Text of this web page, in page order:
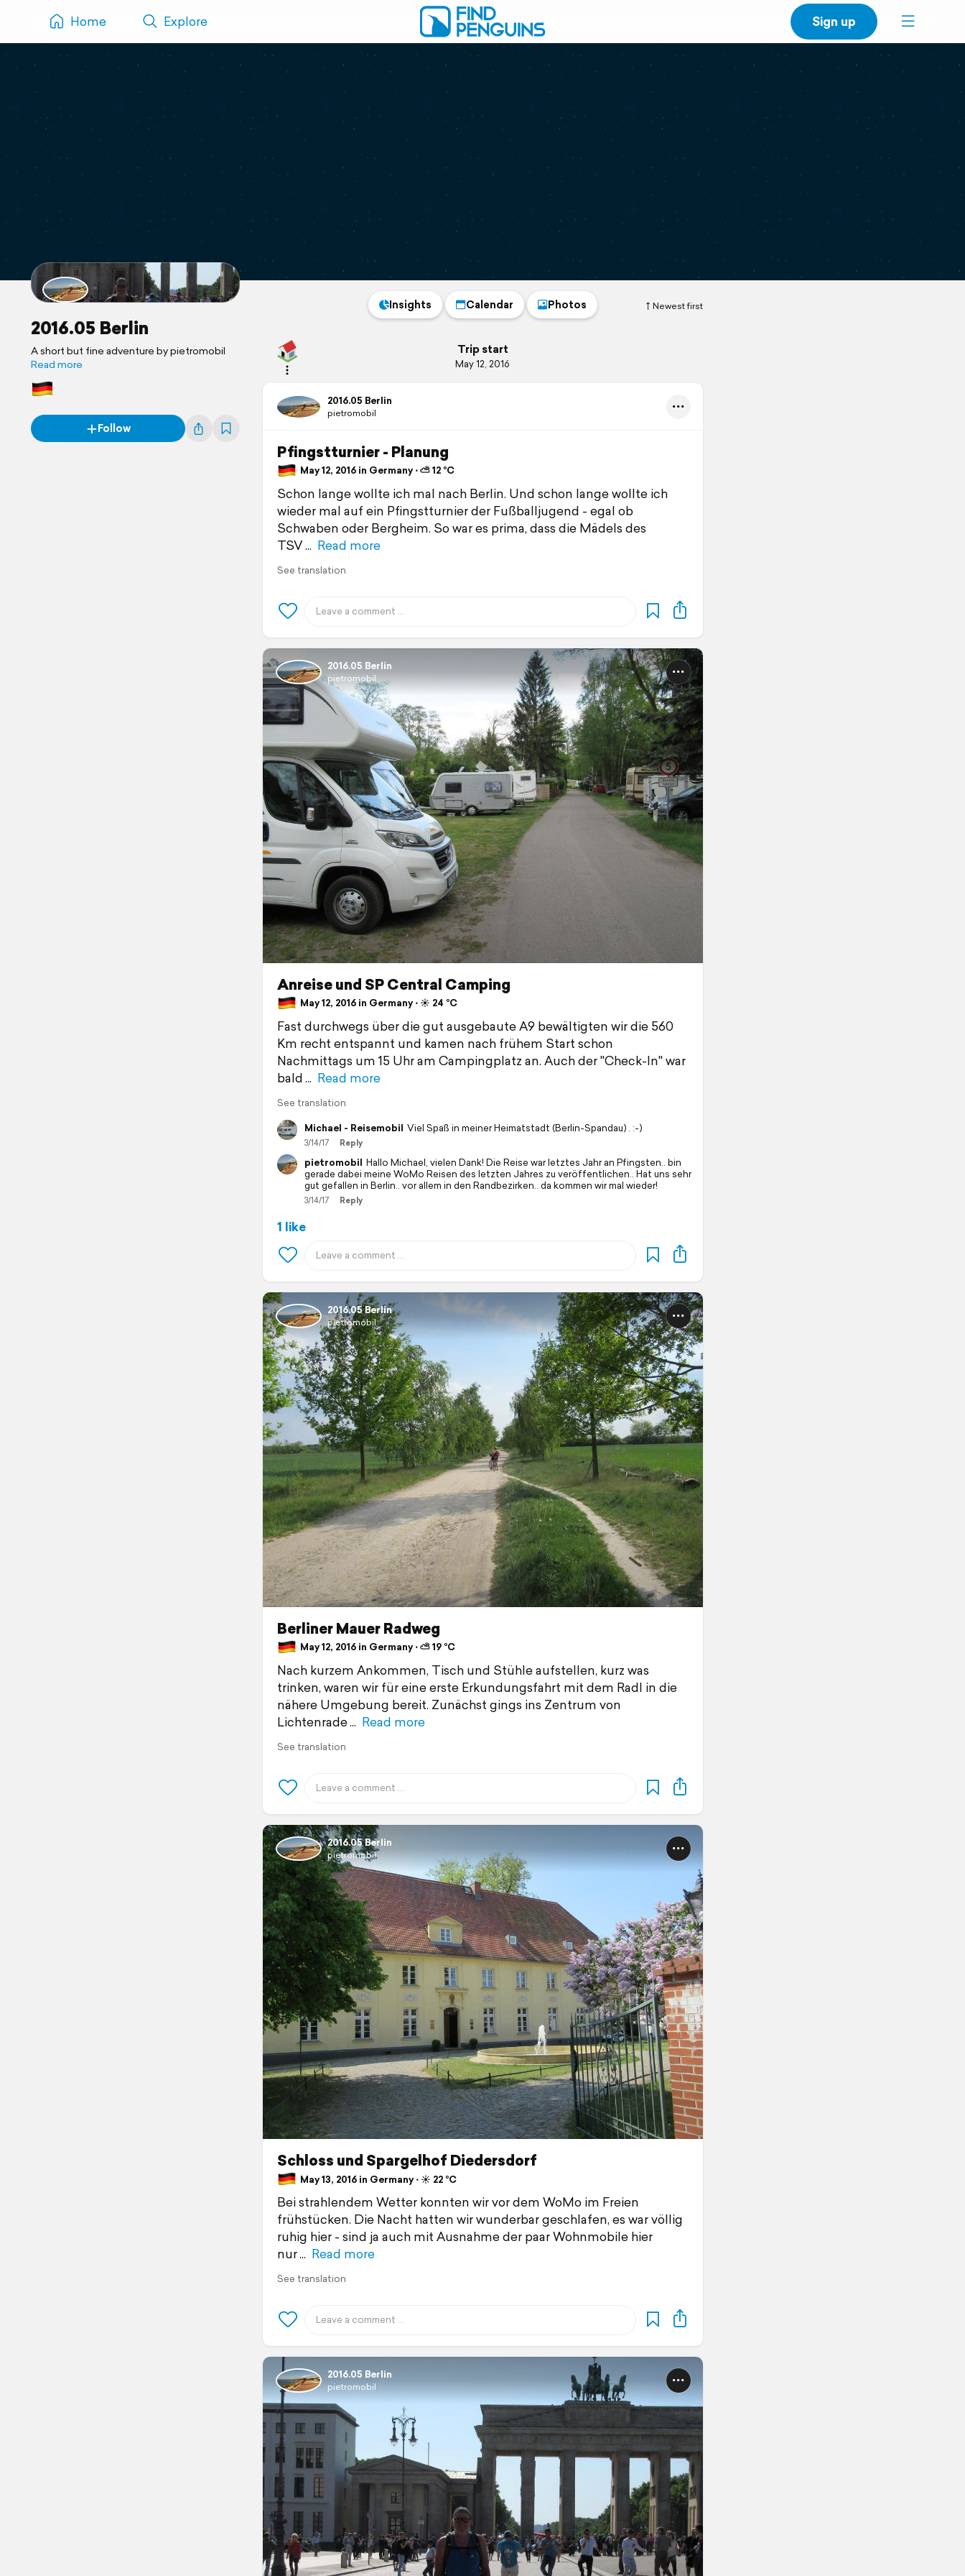
Home Explore Sign up
2016.05 Berlin
A short but fine adventure by pietromobil
Read more
Follow
Newest first
Insights Calendar Photos
Trip start
May 12, 2016
2016.05 Berlin
pietromobil
Pfingstturnier - Planung
May 12, 2016 in Germany ⋅ ⛅ 12 °C
Schon lange wollte ich mal nach Berlin. Und schon lange wollte ich
wieder mal auf ein Pfingstturnier der Fußballjugend - egal ob
Schwaben oder Bergheim. So war es prima, dass die Mädels des
TSV
Read more
See translation
2016.05 Berlin
pietromobil
Anreise und SP Central Camping
May 12, 2016 in Germany ⋅ ☀️ 24 °C
Fast durchwegs über die gut ausgebaute A9 bewältigten wir die 560
Km recht entspannt und kamen nach frühem Start schon
Nachmittags um 15 Uhr am Campingplatz an. Auch der "Check-In" war
bald
Read more
See translation
Michael - Reisemobil Viel Spaß in meiner Heimatstadt (Berlin-Spandau) . :-)
3/14/17 Reply
pietromobil Hallo Michael, vielen Dank! Die Reise war letztes Jahr an Pfingsten.. bin
gerade dabei meine WoMo Reisen des letzten Jahres zu veröffentlichen.. Hat uns sehr
gut gefallen in Berlin.. vor allem in den Randbezirken.. da kommen wir mal wieder!
3/14/17 Reply
1 like
2016.05 Berlin
pietromobil
Berliner Mauer Radweg
May 12, 2016 in Germany ⋅ ⛅ 19 °C
Nach kurzem Ankommen, Tisch und Stühle aufstellen, kurz was
trinken, waren wir für eine erste Erkundungsfahrt mit dem Radl in die
nähere Umgebung bereit. Zunächst gings ins Zentrum von
Lichtenrade
Read more
See translation
2016.05 Berlin
pietromobil
Schloss und Spargelhof Diedersdorf
May 13, 2016 in Germany ⋅ ☀️ 22 °C
Bei strahlendem Wetter konnten wir vor dem WoMo im Freien
frühstücken. Die Nacht hatten wir wunderbar geschlafen, es war völlig
ruhig hier - sind ja auch mit Ausnahme der paar Wohnmobile hier
nur
Read more
See translation
2016.05 Berlin
pietromobil